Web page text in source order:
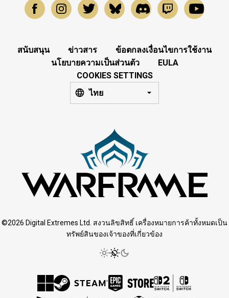
สนับสนุน ข่าวสาร
ข้อตกลงเงื่อนไขการใช้งาน
นโยบายความเป็นส่วนตัว
EULA
COOKIES SETTINGS
ไทย
©2026 Digital Extremes Ltd. สงวนลิขสิทธิ์ เครื่องหมายการค้าทั้งหมดเป็น
ทรัพย์สินของเจ้าของที่เกี่ยวข้อง